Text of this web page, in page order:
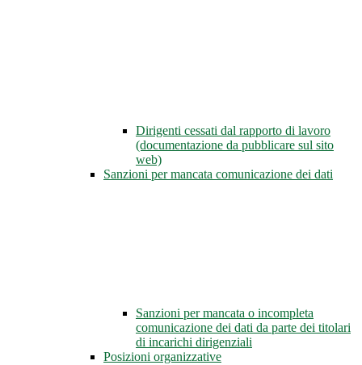
Dirigenti cessati dal rapporto di lavoro
(documentazione da pubblicare sul sito
web)
Sanzioni per mancata comunicazione dei dati
Sanzioni per mancata o incompleta
comunicazione dei dati da parte dei titolari
di incarichi dirigenziali
Posizioni organizzative